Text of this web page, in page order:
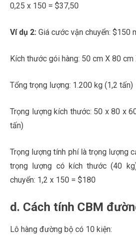
0,25 x 150 = $37,50
Ví dụ 2: Giá cước vận chuyển: $150
Kích thước gói hàng: 50 cm X 80 cm
Tổng trọng lượng: 1.200 kg (1,2 tấn)
Trọng lượng kích thước: 50 x 80 x
tấn)
Trọng lượng tính phí là trọng lượng
trọng lượng có kích thước (40
chuyển: 1,2 x 150 = $180
d. Cách tính CBM
Lô hàng đường bộ có 10 kiện: